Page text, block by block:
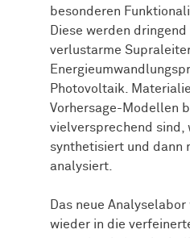
besonderen
Diese werden
verlustarme
Photovoltaik.
Vorhersage-Modellen
vielversprechend sind,
synthetisiert und dann
analysiert.
Das neue
wieder in die